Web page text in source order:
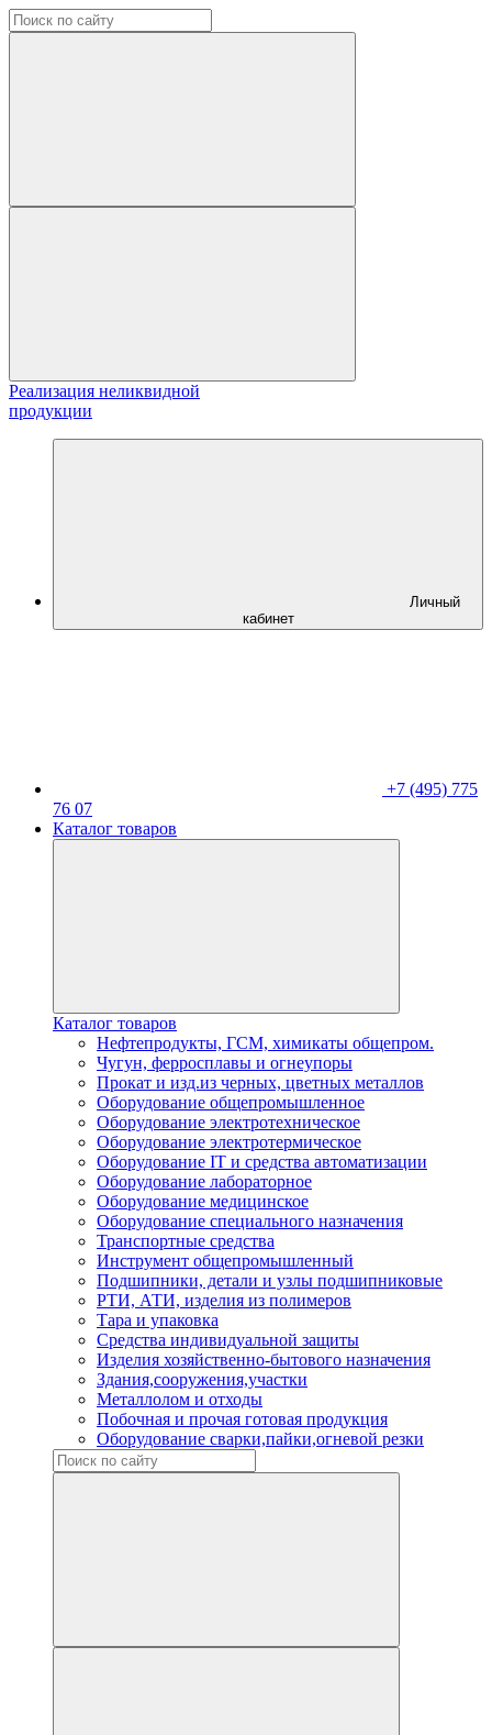
Реализация неликвидной
продукции
Личный
кабинет
+7 (495) 775
76 07
Каталог товаров
Каталог товаров
Нефтепродукты, ГСМ, химикаты общепром.
Чугун, ферросплавы и огнеупоры
Прокат и изд.из черных, цветных металлов
Оборудование общепромышленное
Оборудование электротехническое
Оборудование электротермическое
Оборудование IT и средства автоматизации
Оборудование лабораторное
Оборудование медицинское
Оборудование специального назначения
Транспортные средства
Инструмент общепромышленный
Подшипники, детали и узлы подшипниковые
РТИ, АТИ, изделия из полимеров
Тара и упаковка
Средства индивидуальной защиты
Изделия хозяйственно-бытового назначения
Здания,сооружения,участки
Металлолом и отходы
Побочная и прочая готовая продукция
Оборудование сварки,пайки,огневой резки